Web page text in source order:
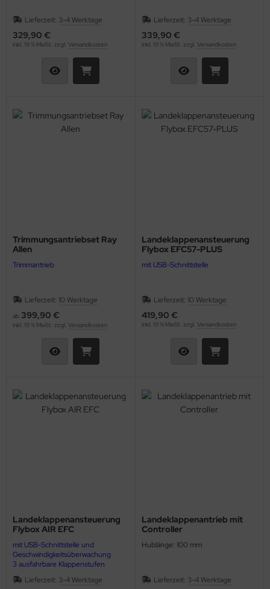
Lieferzeit: 3-4 Werktage
329,90 €
inkl. 19 % MwSt. zzgl. Versandkosten
Lieferzeit: 3-4 Werktage
339,90 €
inkl. 19 % MwSt. zzgl. Versandkosten
Trimmungsantriebset Ray
Allen
Trimmantrieb
Lieferzeit: 10 Werktage
ab 399,90 €
inkl. 19 % MwSt. zzgl. Versandkosten
Landeklappenansteuerung
Flybox EFC57-PLUS
mit USB-Schnittstelle
Lieferzeit: 10 Werktage
419,90 €
inkl. 19 % MwSt. zzgl. Versandkosten
Landeklappenansteuerung
Flybox AIR EFC
mit USB-Schnittstelle und
Geschwindigkeitsüberwachung
3 ausfahrbare Klappenstufen
Lieferzeit: 3-4 Werktage
Landeklappenantrieb mit
Controller
Hublänge: 100 mm
Lieferzeit: 3-4 Werktage